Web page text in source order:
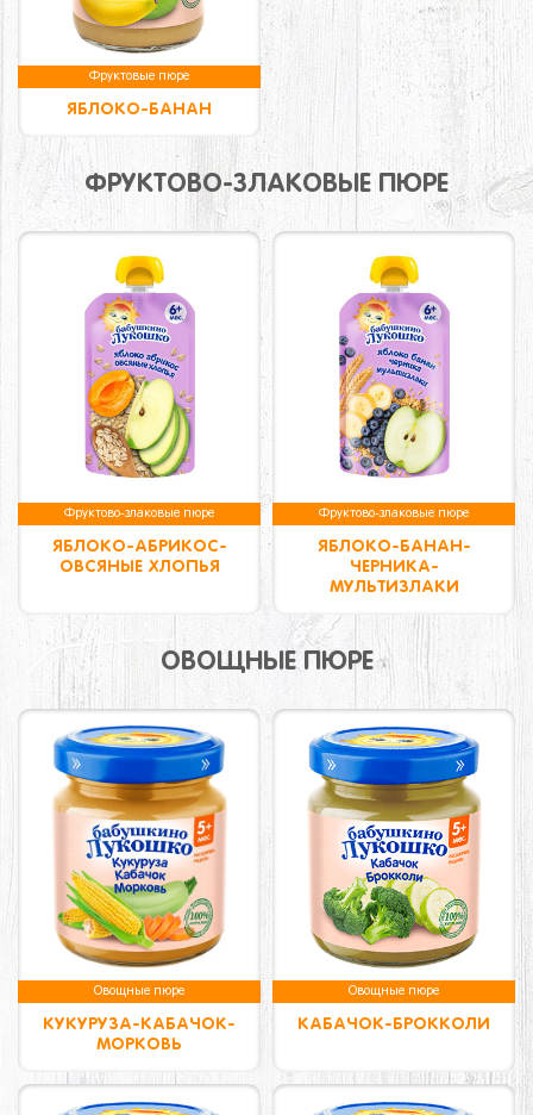
Фруктовые пюре
ЯБЛОКО-БАНАН
ФРУКТОВО-ЗЛАКОВЫЕ ПЮРЕ
Фруктово-злаковые пюре
ЯБЛОКО-АБРИКОС-
ОВСЯНЫЕ ХЛОПЬЯ
Фруктово-злаковые пюре
ЯБЛОКО-БАНАН-
ЧЕРНИКА-
МУЛЬТИЗЛАКИ
ОВОЩНЫЕ ПЮРЕ
Овощные пюре
КУКУРУЗА-КАБАЧОК-
МОРКОВЬ
Овощные пюре
КАБАЧОК-БРОККОЛИ